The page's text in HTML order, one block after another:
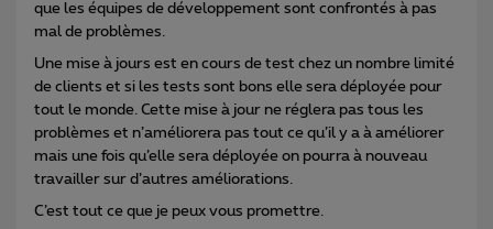
que les équipes de développement sont confrontés à pas
mal de problèmes.
Une mise à jours est en cours de test chez un nombre limité
de clients et si les tests sont bons elle sera déployée pour
tout le monde. Cette mise à jour ne réglera pas tous les
problèmes et n’améliorera pas tout ce qu’il y a à améliorer
mais une fois qu’elle sera déployée on pourra à nouveau
travailler sur d’autres améliorations.
C’est tout ce que je peux vous promettre.